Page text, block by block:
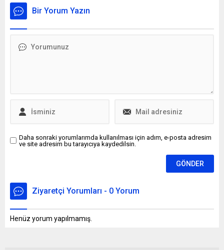
Hastanesi'nde ameliyatsız
yöntemle tedavi edildi.
Bir Yorum Yazın
Daha sonraki yorumlarımda kullanılması için adım, e-posta adresim
ve site adresim bu tarayıcıya kaydedilsin.
Ziyaretçi Yorumları - 0 Yorum
Henüz yorum yapılmamış.